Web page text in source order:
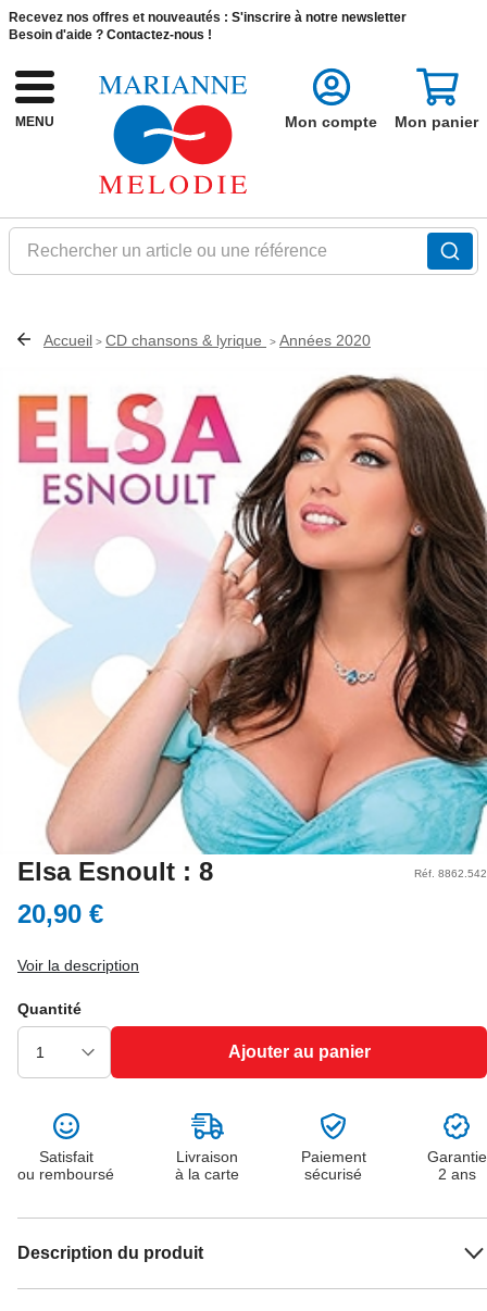
Recevez nos offres et nouveautés : S'inscrire à notre newsletter
Besoin d'aide ? Contactez-nous !
MENU
Rechercher un article ou une référence
Mon compte Mon panier
Accueil > CD chansons & lyrique > Années 2020
Elsa Esnoult : 8 Réf. 8862.542
20,90 €
Voir la description
Quantité
Ajouter au panier
Satisfait
ou remboursé
Livraison
à la carte
Paiement
sécurisé
Garantie
2 ans
Description du produit